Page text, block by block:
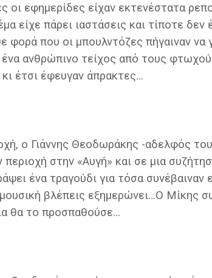
οι εφημερίδες είχαν εκτενέστατα
είχε πάρει ιαστάσεις και τίποτε
φορά που οι μπουλντόζες πήγαιναν να
ανθρώπινο τείχος από τους
έτσι έφευγαν άπρακτες…
ο Γιάννης Θεοδωράκης -αδελφός
περιοχή στην «Αυγή» και σε μια
ένα τραγούδι για τόσα
βλέπεις εξημερώνει…Ο Μίκης
θα το προσπαθούσε…